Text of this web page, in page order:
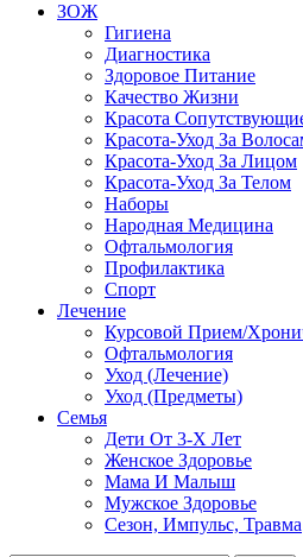
ЗОЖ
Гигиена
Диагностика
Здоровое Питание
Качество Жизни
Красота
Красота-Уход За
Красота-Уход За Лицом
Красота-Уход За Телом
Наборы
Народная Медицина
Офтальмология
Профилактика
Спорт
Лечение
Курсовой Прием/
Офтальмология
Уход (Лечение)
Уход (Предметы)
Семья
Дети От 3-Х Лет
Женское Здоровье
Мама И Малыш
Мужское Здоровье
Сезон, Импульс, Травма